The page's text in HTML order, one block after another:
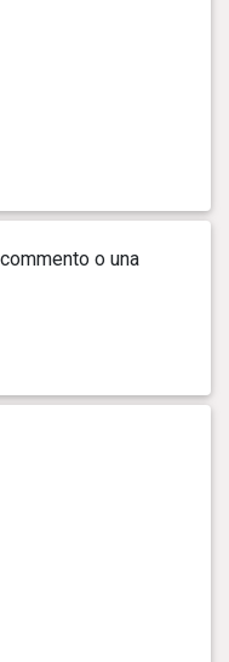
o una